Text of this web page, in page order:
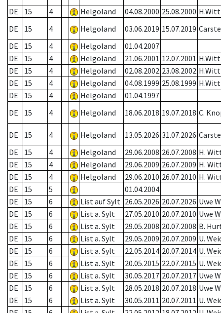
DE 15 4 Helgoland 04.08.2000 25.08.2000 H.Witt
DE
15 4 Helgoland 03.06.2019 15.07.2019
DE
15 4 Helgoland
01.04.2007
DE
15 4 Helgoland 21.06.2001 12.07.2001 H.Witt
DE
15 4 Helgoland 02.08.2002 23.08.2002 H.Witt
DE
15 4 Helgoland 04.08.1999 25.08.1999 H.Witt
DE
15 4 Helgoland
01.04.1997
DE
15 4 Helgoland 18.06.2018 19.07.2018 C.
DE 15 4 Helgoland 13.05.2026 31.07.2026
DE
15 4 Helgoland 29.06.2008 26.07.2008 H.
DE
15 4 Helgoland 29.06.2009 26.07.2009 H.
DE
15 4 Helgoland 29.06.2010 26.07.2010 H.
DE
15 5
01.04.2004
DE
15 6 List auf Sylt 26.05.2026 20.07.2026 Uwe
DE
15 6 List a. Sylt 27.05.2010 20.07.2010 Uwe
DE
15 6 List a. Sylt 29.05.2008 20.07.2008 B.
DE
15 6 List a. Sylt 29.05.2009 20.07.2009 U.
DE
15 6 List a. Sylt 22.05.2014 20.07.2014 U.
DE
15 6 List a. Sylt 20.05.2015 22.07.2015 U.
DE
15 6 List a. Sylt 30.05.2017 20.07.2017 Uwe
DE
15 6 List a. Sylt 28.05.2018 20.07.2018 Uwe
DE
15 6 List a. Sylt 30.05.2011 20.07.2011 U.